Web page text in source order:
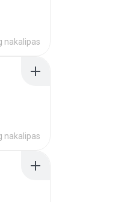
nakalipas
nakalipas